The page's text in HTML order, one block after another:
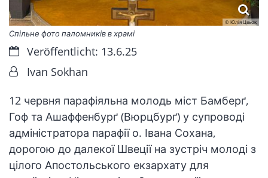
© Юлія Цвьок
Спільне фото паломників в храмі
Datum:Veröffentlicht: 13.6.25
Von:Ivan Sokhan
12 червня парафіяльна молодь міст Бамберґ,
Гоф та Ашаффенбурґ (Вюрцбурґ) у супроводі
адміністратора парафії о. Івана Сохана,
дорогою до далекої Швеції на зустріч молоді з
цілого Апостольського екзархату для